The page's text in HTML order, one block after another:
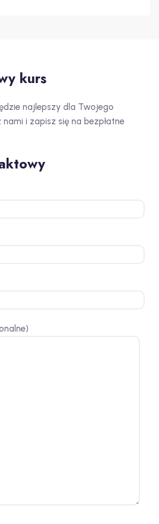
kurs
najlepszy dla Twojego
i zapisz się na bezpłatne